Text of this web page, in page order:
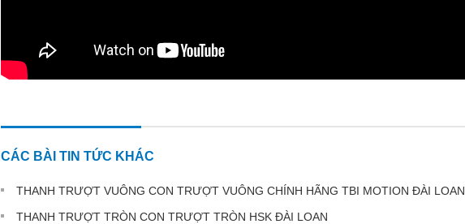
CÁC BÀI TIN TỨC KHÁC
THANH TRƯỢT VUÔNG CON TRƯỢT VUÔNG CHÍNH HÃNG TBI MOTION ĐÀI LOAN
THANH TRƯỢT TRÒN CON TRƯỢT TRÒN HSK ĐÀI LOAN